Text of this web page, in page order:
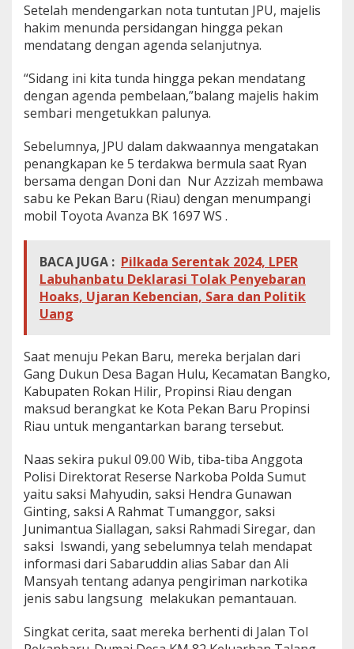
Setelah mendengarkan nota tuntutan JPU, majelis
hakim menunda persidangan hingga pekan
mendatang dengan agenda selanjutnya.
“Sidang ini kita tunda hingga pekan mendatang
dengan agenda pembelaan,”balang majelis hakim
sembari mengetukkan palunya.
Sebelumnya, JPU dalam dakwaannya mengatakan
penangkapan ke 5 terdakwa bermula saat Ryan
bersama dengan Doni dan Nur Azzizah membawa
sabu ke Pekan Baru (Riau) dengan menumpangi
mobil Toyota Avanza BK 1697 WS .
BACA JUGA : Pilkada Serentak 2024, LPER
Labuhanbatu Deklarasi Tolak Penyebaran
Hoaks, Ujaran Kebencian, Sara dan Politik
Uang
Saat menuju Pekan Baru, mereka berjalan dari
Gang Dukun Desa Bagan Hulu, Kecamatan Bangko,
Kabupaten Rokan Hilir, Propinsi Riau dengan
maksud berangkat ke Kota Pekan Baru Propinsi
Riau untuk mengantarkan barang tersebut.
Naas sekira pukul 09.00 Wib, tiba-tiba Anggota
Polisi Direktorat Reserse Narkoba Polda Sumut
yaitu saksi Mahyudin, saksi Hendra Gunawan
Ginting, saksi A Rahmat Tumanggor, saksi
Junimantua Siallagan, saksi Rahmadi Siregar, dan
saksi Iswandi, yang sebelumnya telah mendapat
informasi dari Sabaruddin alias Sabar dan Ali
Mansyah tentang adanya pengiriman narkotika
jenis sabu langsung melakukan pemantauan.
Singkat cerita, saat mereka berhenti di Jalan Tol